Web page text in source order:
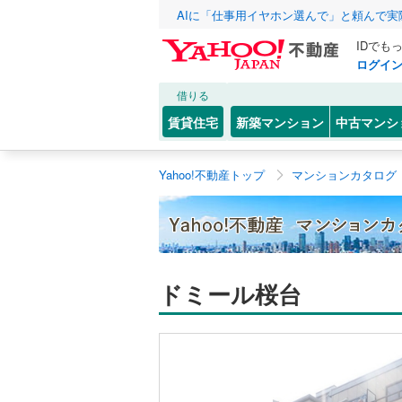
AIに「仕事用イヤホン選んで」と頼んで
IDでも
ログイン
借りる
賃貸住宅 新築マンション 中古マンシ
Yahoo!不動産トップ マンションカタログ
ドミール桜台